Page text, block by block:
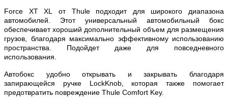
Force XTXL от Thuleподходит для широкого диапазона
автомобилей. Этот универсальный автомобильный бокс
обеспечивает хороший дополнительный объем для размещения
грузов, благодаря максимально эффективному использованию
пространства. Подойдет даже для повседневного
использования.
Автобокс удобно открывать и закрывать благодаря
запирающейся ручке LockKnob, которая также помогает
предотвратить повреждение Thule Comfort Key.